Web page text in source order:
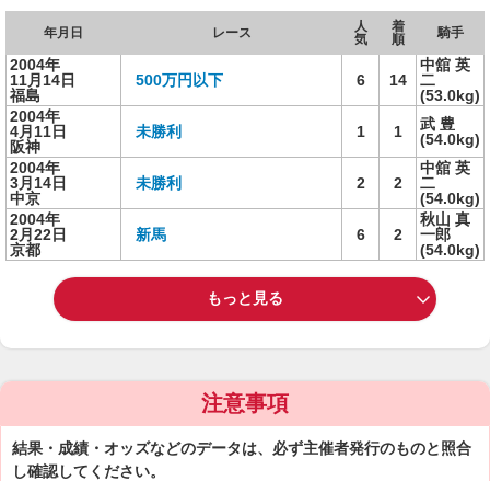
年月日 レース
人
気
着
順
騎手
2004年
11月14日
福島
500万円以下 6 14
中舘 英
二
(53.0kg)
2004年
4月11日
阪神
未勝利 1 1
武 豊
(54.0kg)
2004年
3月14日
中京
未勝利 2 2
中舘 英
二
(54.0kg)
2004年
2月22日
京都
新馬 6 2
秋山 真
一郎
(54.0kg)
もっと見る
注意事項
結果・成績・オッズなどのデータは、必ず主催者発行のものと照合
し確認してください。